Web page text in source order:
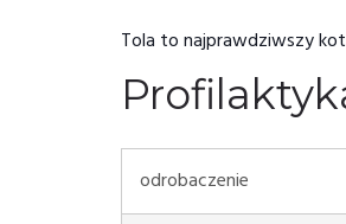
Tola to najprawdziwszy
odrobaczenie